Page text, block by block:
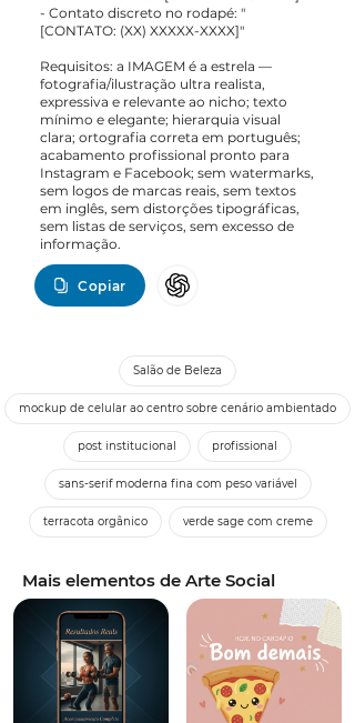
- Contato discreto no rodapé: "
[CONTATO: (XX) XXXXX-XXXX]"
Requisitos: a IMAGEM é a estrela —
fotografia/ilustração ultra realista,
expressiva e relevante ao nicho; texto
mínimo e elegante; hierarquia visual
clara; ortografia correta em português;
acabamento profissional pronto para
Instagram e Facebook; sem watermarks,
sem logos de marcas reais, sem textos
em inglês, sem distorções tipográficas,
sem listas de serviços, sem excesso de
informação.
Copiar
Salão de Beleza
mockup de celular ao centro sobre cenário ambientado
post institucional profissional
sans-serif moderna fina com peso variável
terracota orgânico verde sage com creme
Mais elementos de Arte Social